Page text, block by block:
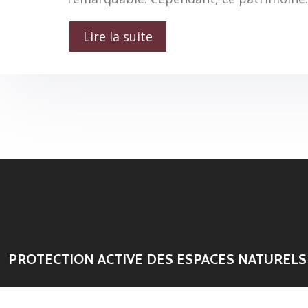
Lire la suite
PROTECTION ACTIVE DES ESPACES NATURELS